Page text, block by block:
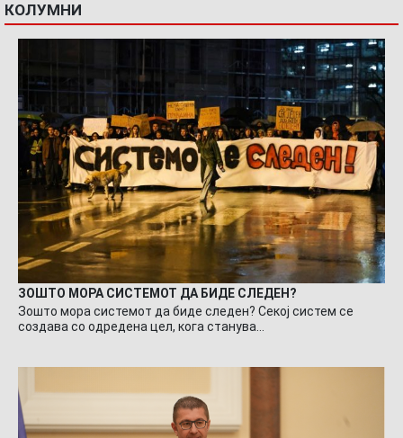
КОЛУМНИ
ЗОШТО МОРА СИСТЕМОТ ДА БИДЕ СЛЕДЕН?
Зошто мора системот да биде следен? Секој систем се
создава со одредена цел, кога станува…